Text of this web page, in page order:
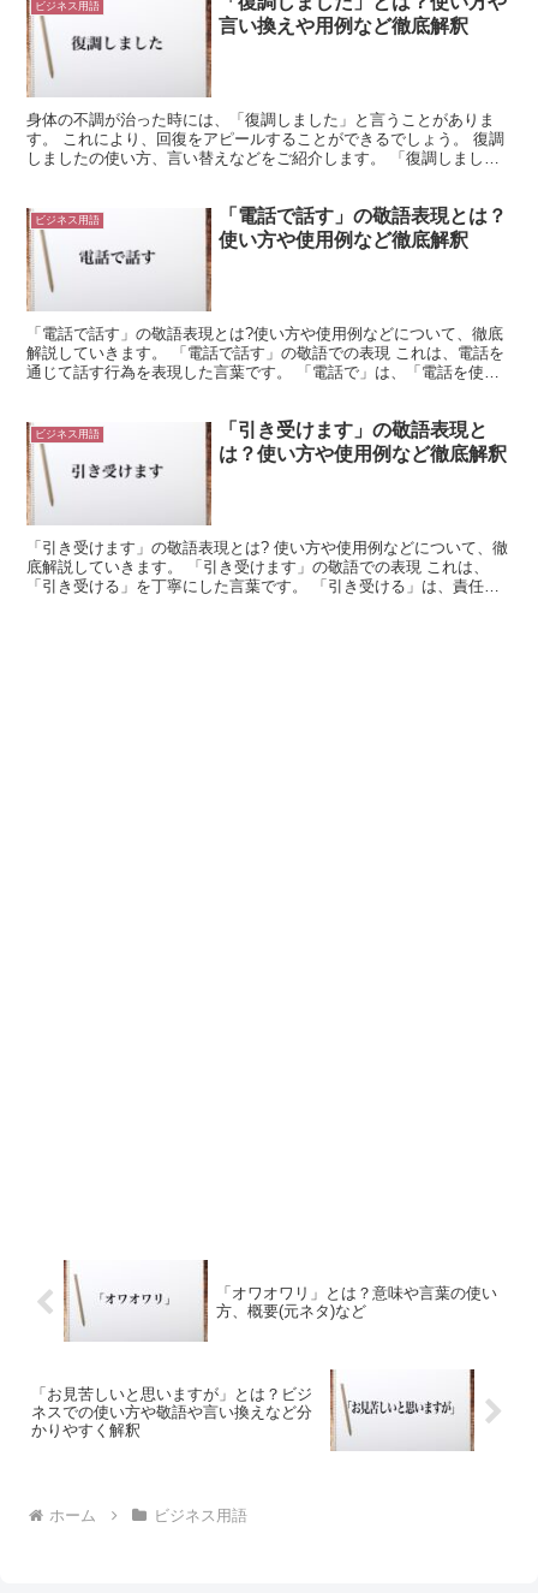
ビジネス用語
言い換えや用例など徹底解釈
身体の不調が治った時には、「復調しました」と言うことがありま
す。 これにより、回復をアピールすることができるでしょう。 復調
しましたの使い方、言い替えなどをご紹介します。 「復調しまし
ビジネス用語
「電話で話す」の敬語表現とは？
使い方や使用例など徹底解釈
「電話で話す」の敬語表現とは?使い方や使用例などについて、徹底
解説していきます。 「電話で話す」の敬語での表現 これは、電話を
通じて話す行為を表現した言葉です。 「電話で」は、「電話を使っ
ビジネス用語
「引き受けます」の敬語表現と
は？使い方や使用例など徹底解釈
「引き受けます」の敬語表現とは? 使い方や使用例などについて、徹
底解説していきます。 「引き受けます」の敬語での表現 これは、
「引き受ける」を丁寧にした言葉です。 「引き受ける」は、責任を
「オワオワリ」とは？意味や言葉の使い
方、概要(元ネタ)など
「お見苦しいと思いますが」とは？ビジ
ネスでの使い方や敬語や言い換えなど分
かりやすく解釈
ホーム ビジネス用語